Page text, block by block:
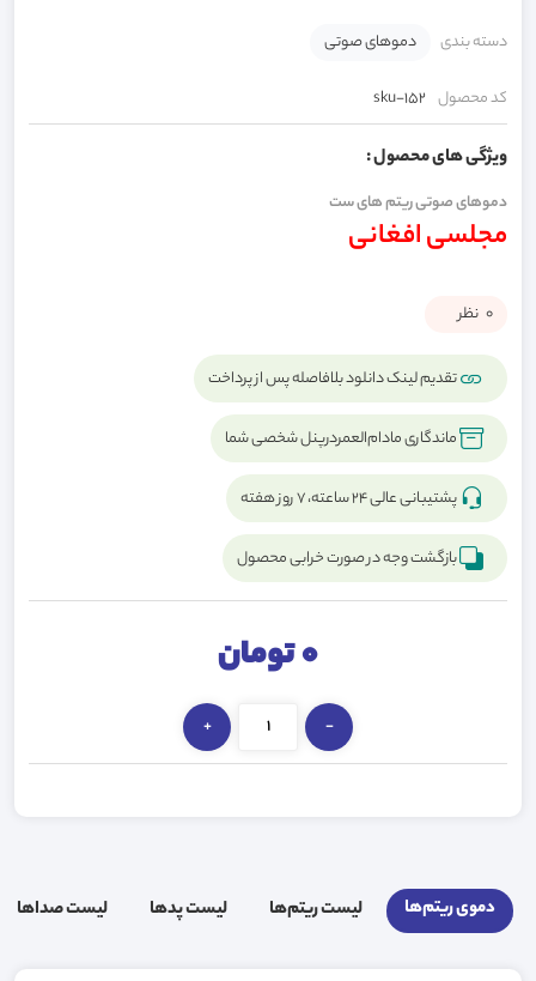
دسته بندی دموهای صوتی
کد محصول sku-152
ویژگی های محصول :
دموهای صوتی ریتم های ست
مجلسی افغانی
0 نظر
تقدیم لینک دانلود بلافاصله پس از پرداخت
ماندگاری مادام‌العمردرپنل شخصی شما
پشتیبانی عالی ۲۴ ساعته، ۷ روز هفته
بازگشت وجه در صورت خرابی محصول
0تومان
-
+
دموی ریتم‌ها لیست ریتم‌ها لیست پد‌ها لیست صدا‌ها